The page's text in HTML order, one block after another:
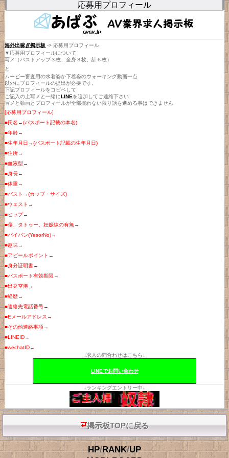
応募用プロフィール
海外出稼ぎ掲示板 -> 応募用プロフィール
▼応募用プロフィールについて
写メ（バストアップ３枚、全身３枚、計６枚）
と
ムービー審査用の水着姿か下着姿のウォーキング動画一点
以外にプロフィールの提出が必要です。
下記プロフィールをコピペして
ご記入の上写メと一緒にLINEを追加してご連絡下さい
写メと動画とプロフィールが全部揃わない限り話を進める事はできません
[応募用プロフィール]
■氏名→(パスポート記載の本名)
■年齢→
■生年月日→(パスポート記載の生年月日)
■住所→
■血液型→
■身長→
■体重→
■バスト→(カップ・サイズ)
■ウェスト→
■ヒップ→
■傷、タトゥー、妊娠線の有無→
■パイパン(YesorNo)→
■趣味→
■アピールポイント→
■身分証明書→
■パスポート有効期限→
■出発空港→
■経歴→
■連絡先電話番号→
■Eメールアドレス→
■その他連絡事項→
■LINEID→
■wechatID→
↓求人の問合わせはこちら↓
LINEでお問い合わせ
↓ランキングエントリー中↓
掲示板TOPに戻る
HP/RANK/UP